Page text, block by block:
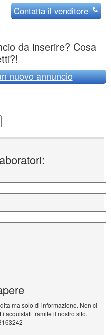
Contattail venditore
da inserire? Cosa
nuovo annuncio
ma solo di informazione. Non ci
acquistati tramite il nostro sito.